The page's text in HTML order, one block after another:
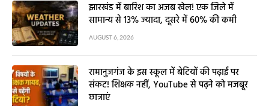
झारखंड में बारिश का अजब खेल! एक जिले में
सामान्य से 13% ज्यादा, दूसरे में 60% की कमी
AUGUST 6, 2026
रामानुजगंज के इस स्कूल में बेटियों की पढ़ाई पर
संकट! शिक्षक नहीं, YouTube से पढ़ने को मजबूर
छात्राएं